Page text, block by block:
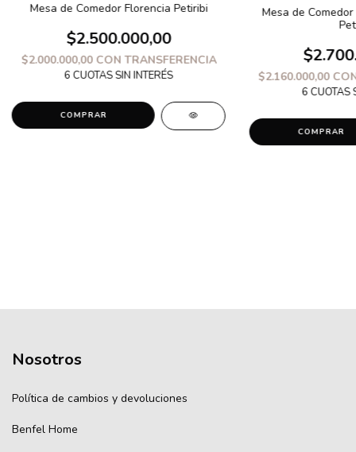
Mesa de Comedor Florencia Petiribi
$2.500.000,00
$2.000.000,00 CON TRANSFERENCIA
COMPRAR
Mesa de
$2.160.000,00
COMPRAR
Nosotros
Política de cambios y devoluciones
Benfel Home